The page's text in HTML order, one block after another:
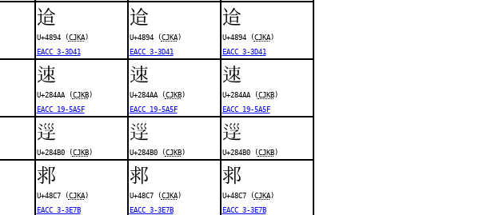
䢔
U+4894 (CJKA)
EACC 3-3D41
䢔
U+4894 (CJKA)
EACC 3-3D41
䢔
U+4894 (CJKA)
EACC 3-3D41
𨒪
U+284AA (CJKB)
EACC 19-5A5F
𨒪
U+284AA (CJKB)
EACC 19-5A5F
𨒪
U+284AA (CJKB)
EACC 19-5A5F
𨒰
U+284B0 (CJKB)
𨒰
U+284B0 (CJKB)
𨒰
U+284B0 (CJKB)
䣇
U+48C7 (CJKA)
EACC 3-3E7B
䣇
U+48C7 (CJKA)
EACC 3-3E7B
䣇
U+48C7 (CJKA)
EACC 3-3E7B